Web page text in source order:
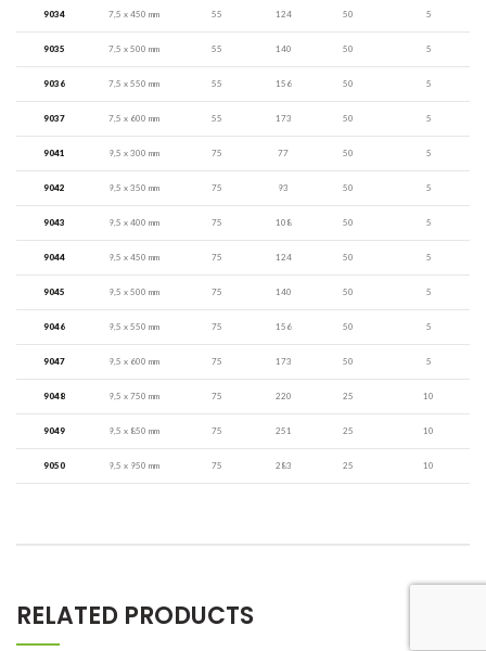
9034 7,5 x 450 mm 55 124 50 5
9035 7,5 x 500 mm 55 140 50 5
9036 7,5 x 550 mm 55 156 50 5
9037 7,5 x 600 mm 55 173 50 5
9041 9,5 x 300 mm 75 77 50 5
9042 9,5 x 350 mm 75 93 50 5
9043 9,5 x 400 mm 75 108 50 5
9044 9,5 x 450 mm 75 124 50 5
9045 9,5 x 500 mm 75 140 50 5
9046 9,5 x 550 mm 75 156 50 5
9047 9,5 x 600 mm 75 173 50 5
9048 9,5 x 750 mm 75 220 25 10
9049 9,5 x 850 mm 75 251 25 10
9050 9,5 x 950 mm 75 283 25 10
RELATED PRODUCTS